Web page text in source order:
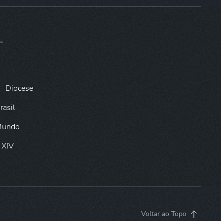
Diocese
Voltar ao Topo